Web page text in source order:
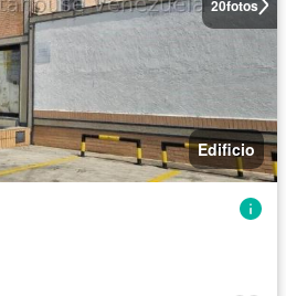
20fotos
Edificio